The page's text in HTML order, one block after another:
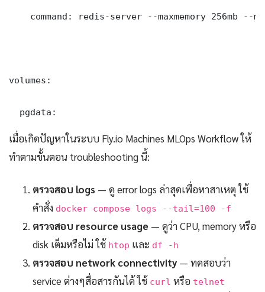
command: redis-server --maxmemory 256mb --
volumes:
  pgdata:
เมื่อเกิดปัญหาในระบบ Fly.io Machines MLOps Workflow ให้
ทำตามขั้นตอน troubleshooting นี้:
ตรวจสอบ logs — ดู error logs ล่าสุดเพื่อหาสาเหตุ ใช้
คำสั่ง docker compose logs --tail=100 -f
ตรวจสอบ resource usage — ดูว่า CPU, memory หรือ
disk เต็มหรือไม่ ใช้ htop และ df -h
ตรวจสอบ network connectivity — ทดสอบว่า
service ต่างๆสื่อสารกันได้ ใช้ curl หรือ telnet